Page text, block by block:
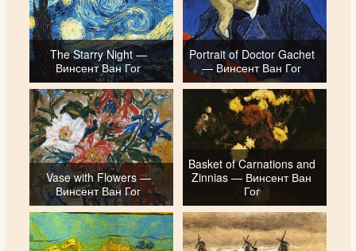
The Starry Night —
Винсент Ван Гог
Portrait of Doctor Gachet
— Винсент Ван Гог
Vase with Flowers —
Винсент Ван Гог
Basket of Carnations and
Zinnias — Винсент Ван
Гог